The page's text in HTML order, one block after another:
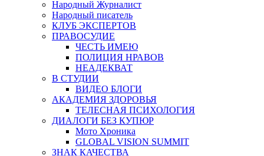
Народный Журналист
Народный писатель
КЛУБ ЭКСПЕРТОВ
ПРАВОСУДИЕ
ЧЕСТЬ ИМЕЮ
ПОЛИЦИЯ НРАВОВ
НЕАДЕКВАТ
В СТУДИИ
ВИДЕО БЛОГИ
АКАДЕМИЯ ЗДОРОВЬЯ
ТЕЛЕСНАЯ ПСИХОЛОГИЯ
ДИАЛОГИ БЕЗ КУПЮР
Мото Хроника
GLOBAL VISION SUMMIT
ЗНАК КАЧЕСТВА